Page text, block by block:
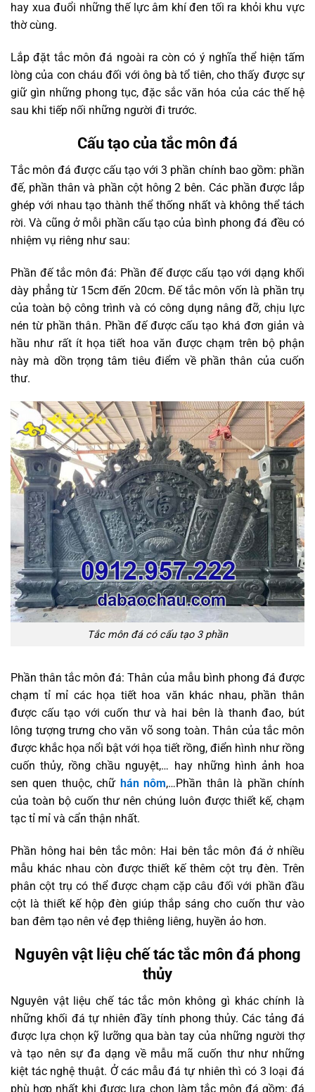
hay xua đuổi những thế lực âm khí đen tối ra khỏi khu vực
thờ cùng.
Lắp đặt tắc môn đá ngoài ra còn có ý nghĩa thể hiện tấm
lòng của con cháu đối với ông bà tổ tiên, cho thấy được sự
giữ gìn những phong tục, đặc sắc văn hóa của các thế hệ
sau khi tiếp nối những người đi trước.
Cấu tạo của tắc môn đá
Tắc môn đá được cấu tạo với 3 phần chính bao gồm: phần
đế, phần thân và phần cột hông 2 bên. Các phần được lắp
ghép với nhau tạo thành thể thống nhất và không thể tách
rời. Và cũng ở mỗi phần cấu tạo của bình phong đá đều có
nhiệm vụ riêng như sau:
Phần đế tắc môn đá: Phần đế được cấu tạo với dạng khối
dày phẳng từ 15cm đến 20cm. Đế tắc môn vốn là phần trụ
của toàn bộ công trình và có công dụng nâng đỡ, chịu lực
nén từ phần thân. Phần đế được cấu tạo khá đơn giản và
hầu như rất ít họa tiết hoa văn được chạm trên bộ phận
này mà dồn trọng tâm tiêu điểm về phần thân của cuốn
thư.
Tắc môn đá có cấu tạo 3 phần
Phần thân tắc môn đá: Thân của mẫu bình phong đá được
chạm tỉ mỉ các họa tiết hoa văn khác nhau, phần thân
được cấu tạo với cuốn thư và hai bên là thanh đao, bút
lông tượng trưng cho văn võ song toàn. Thân của tắc môn
được khắc họa nổi bật với họa tiết rồng, điển hình như rồng
cuốn thủy, rồng chầu nguyệt,… hay những hình ảnh hoa
sen quen thuộc, chữ hán nôm,…Phần thân là phần chính
của toàn bộ cuốn thư nên chúng luôn được thiết kế, chạm
tạc tỉ mỉ và cẩn thận nhất.
Phần hông hai bên tắc môn: Hai bên tắc môn đá ở nhiều
mẫu khác nhau còn được thiết kế thêm cột trụ đèn. Trên
phân cột trụ có thể được chạm cặp câu đối với phần đầu
cột là thiết kế hộp đèn giúp thắp sáng cho cuốn thư vào
ban đêm tạo nên vẻ đẹp thiêng liêng, huyền ảo hơn.
Nguyên vật liệu chế tác tắc môn đá phong
thủy
Nguyên vật liệu chế tác tắc môn không gì khác chính là
những khối đá tự nhiên đầy tính phong thủy. Các tảng đá
được lựa chọn kỹ lưỡng qua bàn tay của những người thợ
và tạo nên sự đa dạng về mẫu mã cuốn thư như những
kiệt tác nghệ thuật. Ở các mẫu đá tự nhiên thì có 3 loại đá
phù hợp nhất khi được lựa chọn làm tắc môn đá gồm: đá